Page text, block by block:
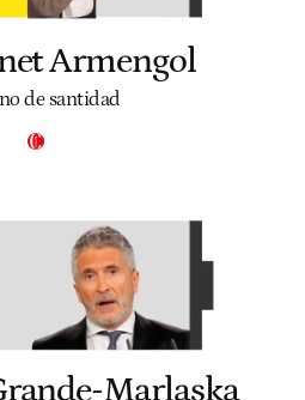
Armengol
de santidad
Marlaska